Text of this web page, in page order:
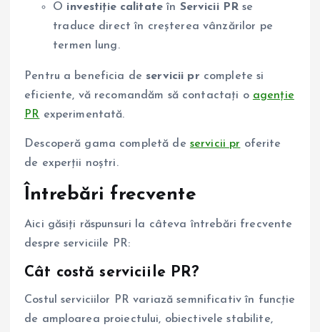
O investiție calitate în Servicii PR se
traduce direct în creșterea vânzărilor pe
termen lung.
Pentru a beneficia de servicii pr complete si
eficiente, vă recomandăm să contactați o agenție
PR experimentată.
Descoperă gama completă de servicii pr oferite
de experții noștri.
Întrebări frecvente
Aici găsiți răspunsuri la câteva întrebări frecvente
despre serviciile PR:
Cât costă serviciile PR?
Costul serviciilor PR variază semnificativ în funcție
de amploarea proiectului, obiectivele stabilite,